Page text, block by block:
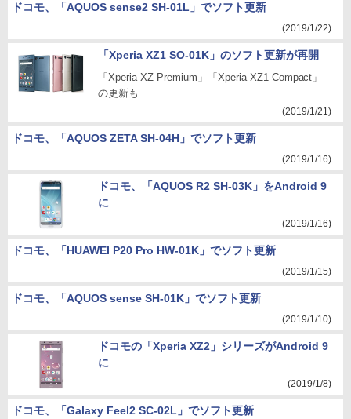
ドコモ、「AQUOS sense2 SH-01L」でソフト更新
(2019/1/22)
「Xperia XZ1 SO-01K」のソフト更新が再開
「Xperia XZ Premium」「Xperia XZ1 Compact」
の更新も
(2019/1/21)
ドコモ、「AQUOS ZETA SH-04H」でソフト更新
(2019/1/16)
ドコモ、「AQUOS R2 SH-03K」をAndroid 9
に
(2019/1/16)
ドコモ、「HUAWEI P20 Pro HW-01K」でソフト更新
(2019/1/15)
ドコモ、「AQUOS sense SH-01K」でソフト更新
(2019/1/10)
ドコモの「Xperia XZ2」シリーズがAndroid 9
に
(2019/1/8)
ドコモ、「Galaxy Feel2 SC-02L」でソフト更新